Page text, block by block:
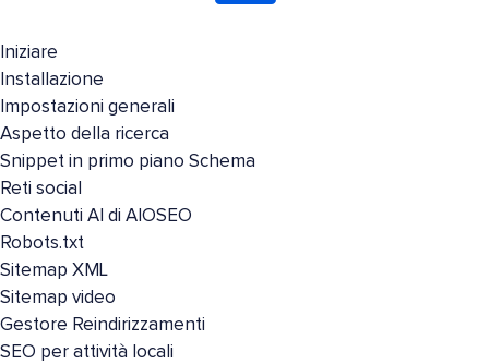
Iniziare
Installazione
Impostazioni generali
Aspetto della ricerca
Snippet in primo piano Schema
Reti social
Contenuti AI di AIOSEO
Robots.txt
Sitemap XML
Sitemap video
Gestore Reindirizzamenti
SEO per attività locali